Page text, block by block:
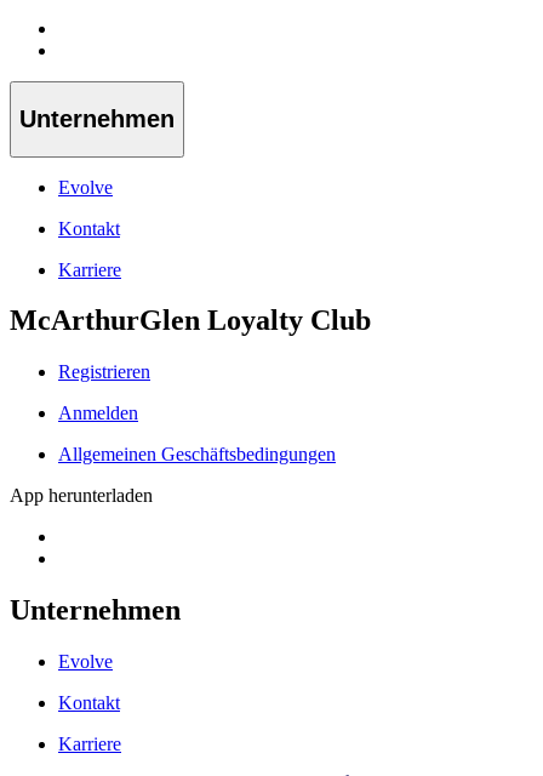
Unternehmen
Evolve
Kontakt
Karriere
McArthurGlen Loyalty Club
Registrieren
Anmelden
Allgemeinen Geschäftsbedingungen
App herunterladen
Unternehmen
Evolve
Kontakt
Karriere